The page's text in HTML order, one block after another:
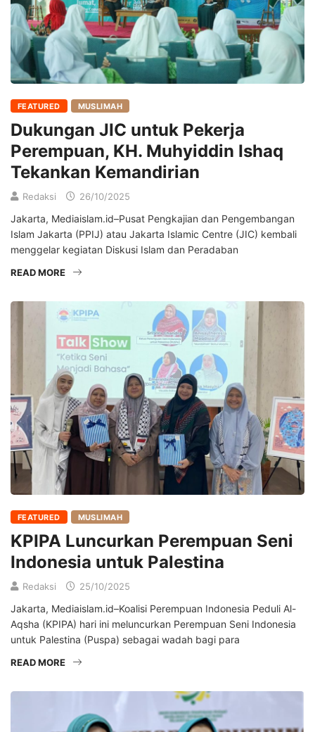
FEATURED MUSLIMAH
Dukungan JIC untuk Pekerja
Perempuan, KH. Muhyiddin Ishaq
Tekankan Kemandirian
Redaksi 26/10/2025
Jakarta, Mediaislam.id–Pusat Pengkajian dan Pengembangan
Islam Jakarta (PPIJ) atau Jakarta Islamic Centre (JIC) kembali
menggelar kegiatan Diskusi Islam dan Peradaban
READ MORE
FEATURED MUSLIMAH
KPIPA Luncurkan Perempuan Seni
Indonesia untuk Palestina
Redaksi 25/10/2025
Jakarta, Mediaislam.id–Koalisi Perempuan Indonesia Peduli Al-
Aqsha (KPIPA) hari ini meluncurkan Perempuan Seni Indonesia
untuk Palestina (Puspa) sebagai wadah bagi para
READ MORE